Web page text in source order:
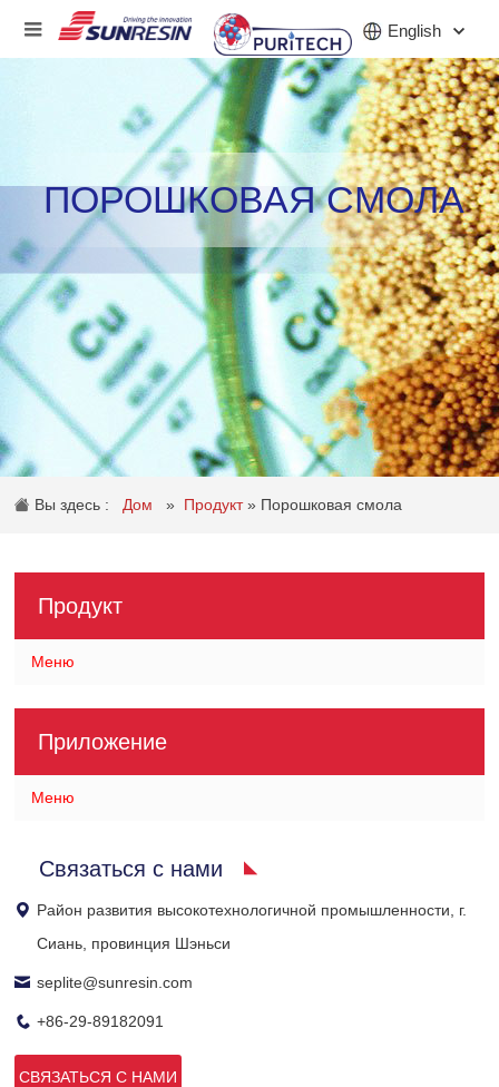
English
ПРОДУКТ
ПРИЛОЖЕНИЕ
ИНВЕСТОРЫ
НОВОСТИ
КАРЬЕРА
КОНТАКТ
ПОРОШКОВАЯ СМОЛА
Вы здесь : Дом » Продукт» Порошковая смола
Продукт
Меню
Приложение
Меню
Связаться с нами
Район развития высокотехнологичной промышленности, г.
Сиань, провинция Шэньси
seplite@sunresin.com
+86-29-89182091
СВЯЗАТЬСЯ С НАМИ